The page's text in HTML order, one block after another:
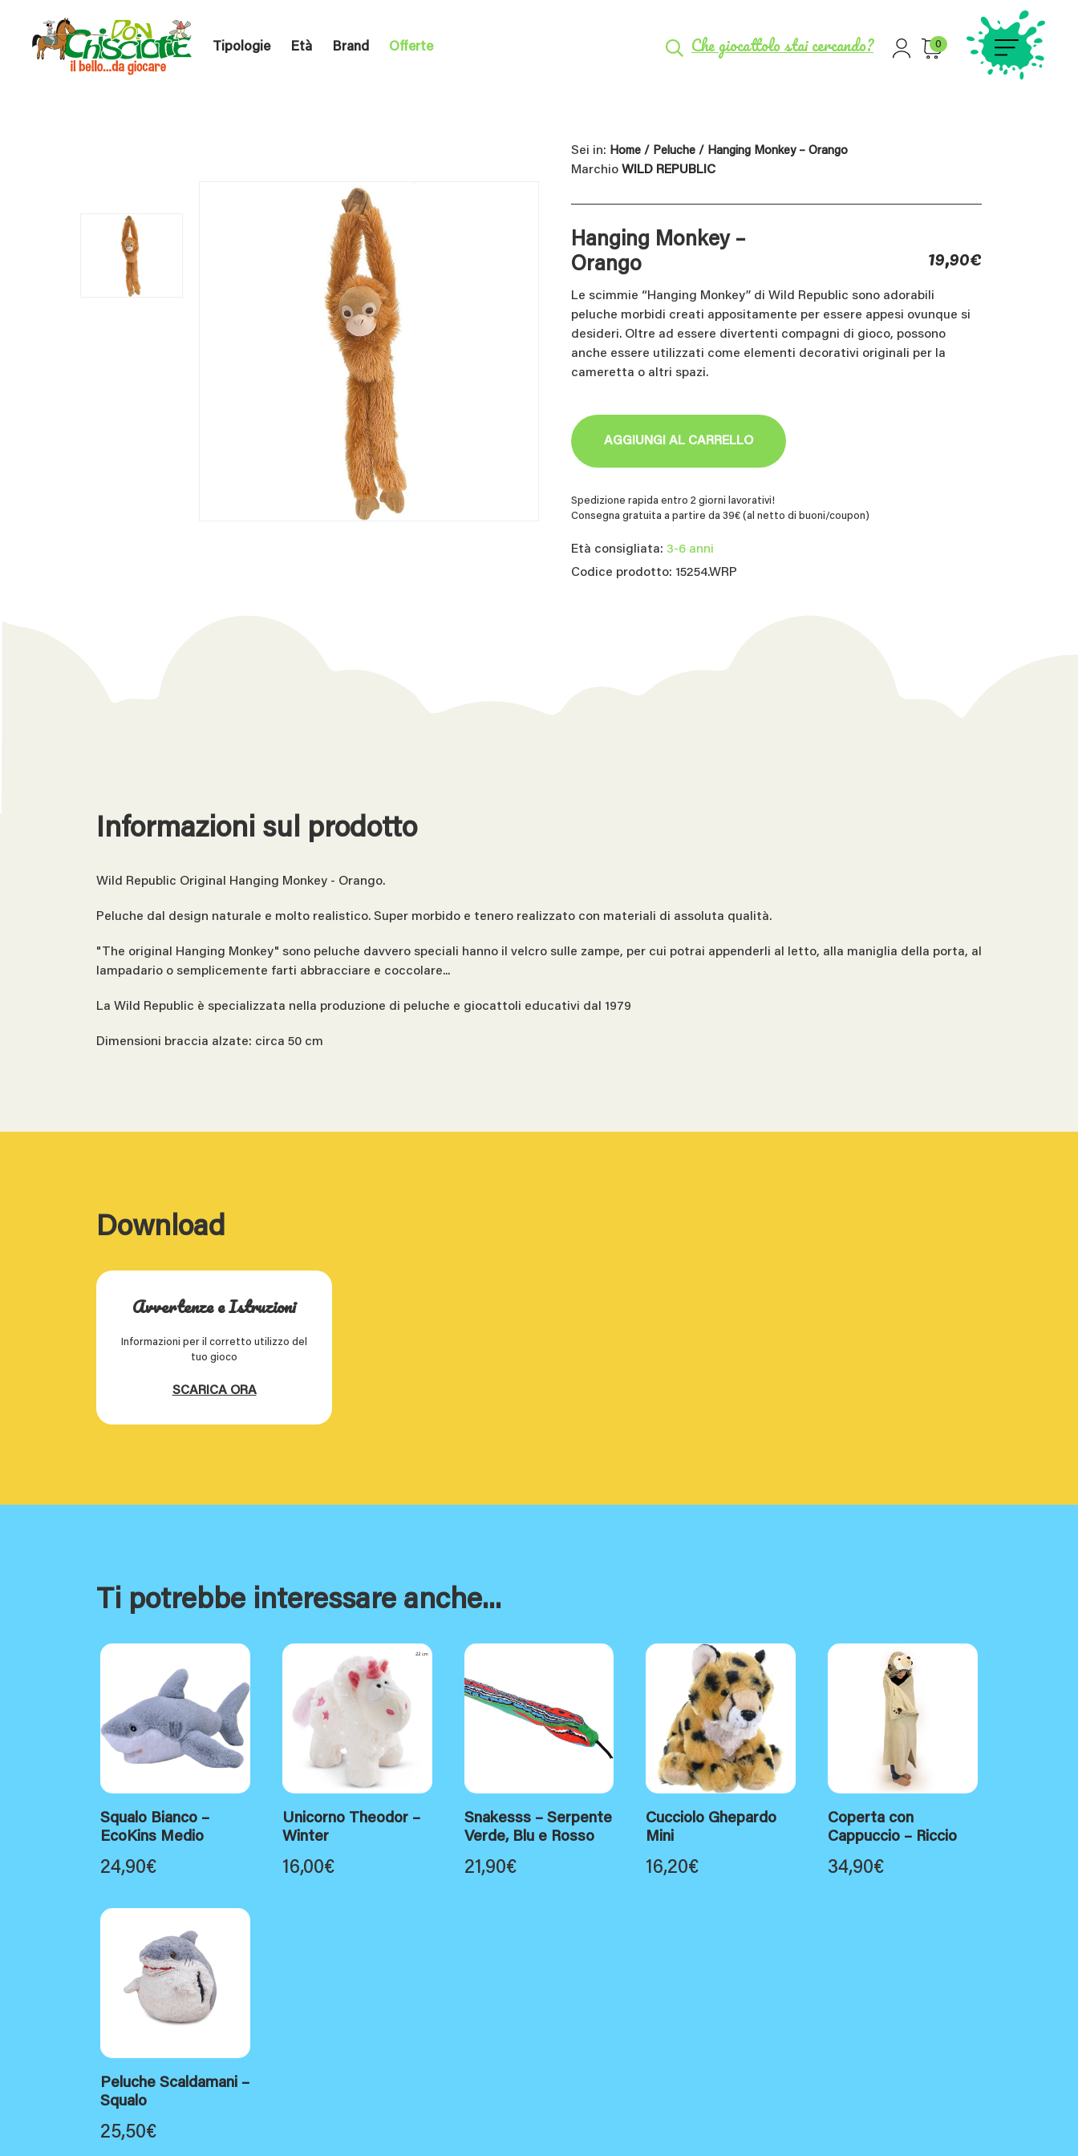
Tipologie Età Brand Offerte Che giocattolo stai cercando? 0
Sei in: Home / Peluche / Hanging Monkey – Orango
Marchio WILD REPUBLIC
Hanging Monkey –
Orango
19,90€
Le scimmie “Hanging Monkey” di Wild Republic sono adorabili
peluche morbidi creati appositamente per essere appesi ovunque si
desideri. Oltre ad essere divertenti compagni di gioco, possono
anche essere utilizzati come elementi decorativi originali per la
cameretta o altri spazi.
AGGIUNGI AL CARRELLO
Spedizione rapida entro 2 giorni lavorativi!
Consegna gratuita a partire da 39€ (al netto di buoni/coupon)
Età consigliata: 3-6 anni
Codice prodotto: 15254.WRP
Informazioni sul prodotto
Wild Republic Original Hanging Monkey - Orango.
Peluche dal design naturale e molto realistico. Super morbido e tenero realizzato con materiali di assoluta qualità.
"The original Hanging Monkey" sono peluche davvero speciali hanno il velcro sulle zampe, per cui potrai appenderli al letto, alla maniglia della porta, al
lampadario o semplicemente farti abbracciare e coccolare...
La Wild Republic è specializzata nella produzione di peluche e giocattoli educativi dal 1979
Dimensioni braccia alzate: circa 50 cm
Download
Avvertenze e Istruzioni
Informazioni per il corretto utilizzo del
tuo gioco
SCARICA ORA
Ti potrebbe interessare anche...
Squalo Bianco –
EcoKins Medio
24,90€
Unicorno Theodor –
Winter
16,00€
Snakesss – Serpente
Verde, Blu e Rosso
21,90€
Cucciolo Ghepardo
Mini
16,20€
Coperta con
Cappuccio – Riccio
34,90€
Peluche Scaldamani –
Squalo
25,50€